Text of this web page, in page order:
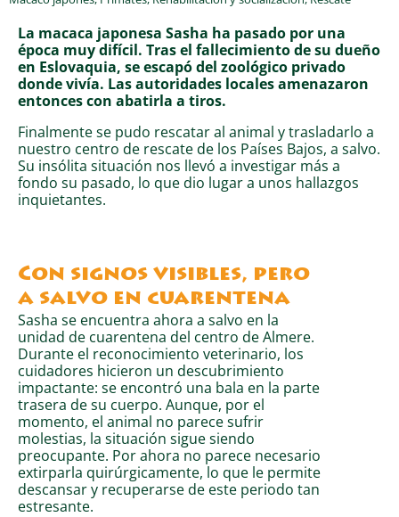
La macaca japonesa Sasha ha pasado por una
época muy difícil. Tras el fallecimiento de su dueño
en Eslovaquia, se escapó del zoológico privado
donde vivía. Las autoridades locales amenazaron
entonces con abatirla a tiros.
Finalmente se pudo rescatar al animal y trasladarlo a
nuestro centro de rescate de los Países Bajos, a salvo.
Su insólita situación nos llevó a investigar más a
fondo su pasado, lo que dio lugar a unos hallazgos
inquietantes.
Con signos visibles, pero
a salvo en cuarentena
Sasha se encuentra ahora a salvo en la
unidad de cuarentena del centro de Almere.
Durante el reconocimiento veterinario, los
cuidadores hicieron un descubrimiento
impactante: se encontró una bala en la parte
trasera de su cuerpo. Aunque, por el
momento, el animal no parece sufrir
molestias, la situación sigue siendo
preocupante. Por ahora no parece necesario
extirparla quirúrgicamente, lo que le permite
descansar y recuperarse de este periodo tan
estresante.